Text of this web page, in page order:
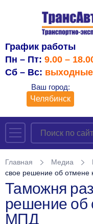
График работы
Пн – Пт: 9.00 –
Сб – Вс: выходные
Ваш город:
Челябинск
Главная Медиа
свое решение об отмене
Таможня
решение об
МПД